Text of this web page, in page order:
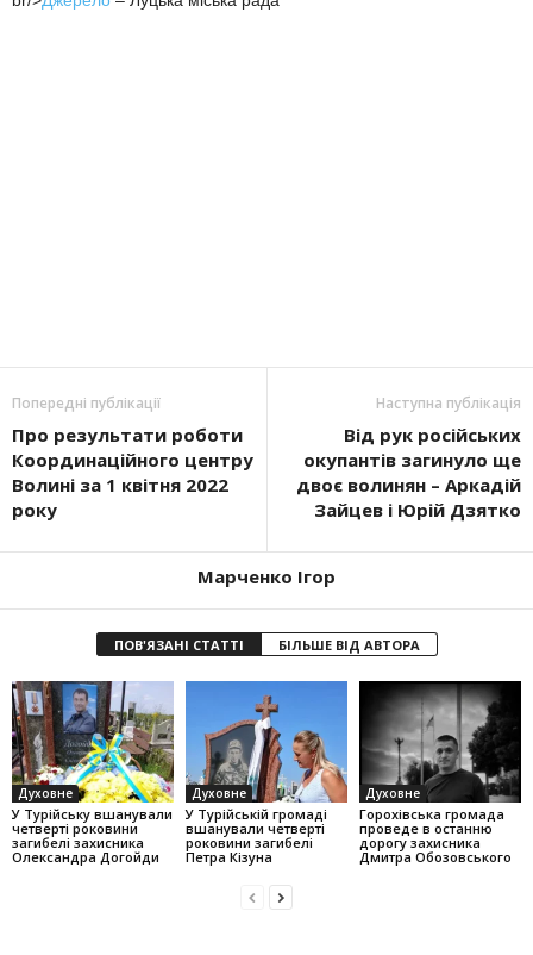
Попередні публікації
Про результати роботи
Координаційного центру
Волині за 1 квітня 2022
року
Наступна публікація
Від рук російських
окупантів загинуло ще
двоє волинян – Аркадій
Зайцев і Юрій Дзятко
Марченко Ігор
ПОВ'ЯЗАНІ СТАТТІ БІЛЬШЕ ВІД АВТОРА
Духовне
У Турійську вшанували
четверті роковини
загибелі захисника
Олександра Догойди
Духовне
У Турійській громаді
вшанували четверті
роковини загибелі
Петра Кізуна
Духовне
Горохівська громада
проведе в останню
дорогу захисника
Дмитра Обозовського